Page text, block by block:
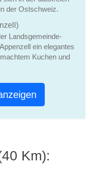
der Ostschweiz.
Landsgemeinde-
ein elegantes
Kuchen und
Km):